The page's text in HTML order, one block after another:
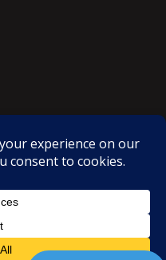
|Theme: SuperMag byAcme